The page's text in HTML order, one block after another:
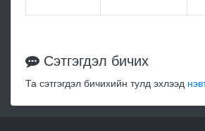
Сэтгэгдэл бичих
Та сэтгэгдэл бичихийн тулд эхлээд